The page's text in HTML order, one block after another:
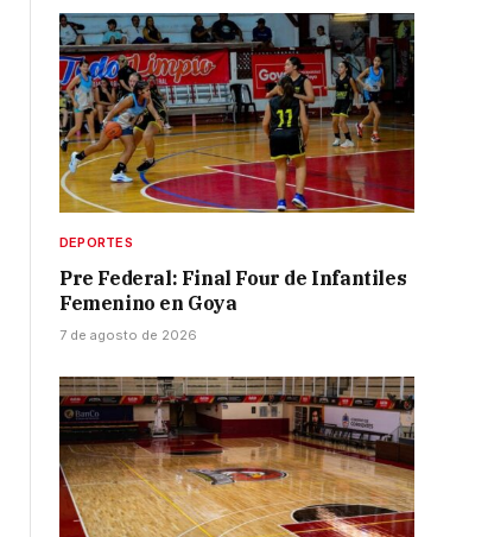
DEPORTES
Pre Federal: Final Four de Infantiles
Femenino en Goya
7 de agosto de 2026